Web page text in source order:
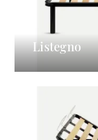
Listegno